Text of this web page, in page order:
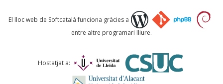
Què proposeu?
Comentari *
El lloc web de Softcatalà funciona gràcies a
entre altre programari lliure.
Hostatjat a: